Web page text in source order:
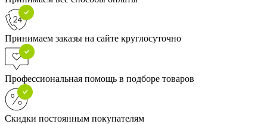
Принимаем заказы на сайте круглосуточно
Профессиональная помощь в подборе товаров
Скидки постоянным покупателям